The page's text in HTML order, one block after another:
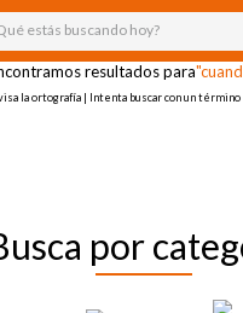
estás buscando hoy?
¡OOPS!
resultados para
la ortografía | Intenta buscar con un término
por